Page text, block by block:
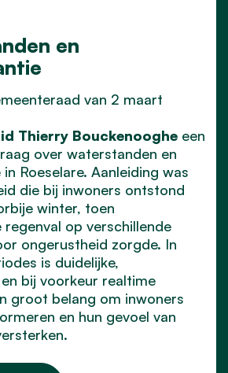
en
van 2 maart
Thierry Bouckenooghe een
over waterstanden en
Roeselare. Aanleiding was
die bij inwoners ontstond
winter, toen
regenval op verschillende
ongerustheid zorgde. In
is duidelijke,
bij voorkeur realtime
groot belang om inwoners
en hun gevoel van